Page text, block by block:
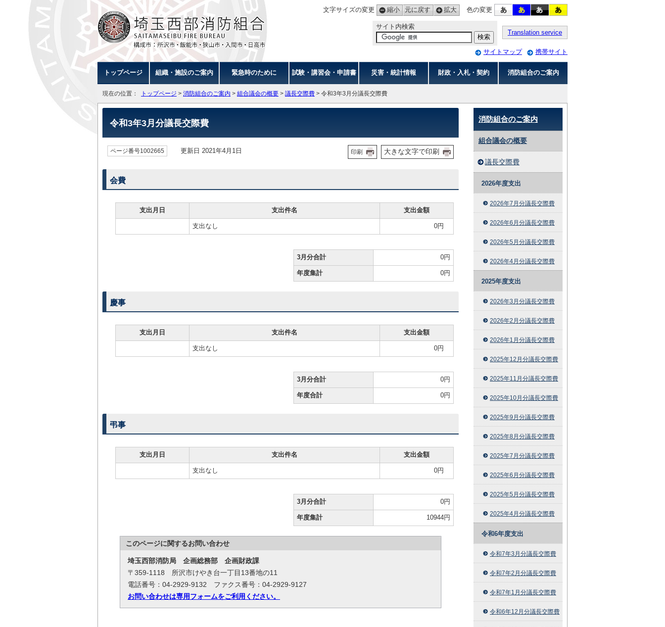
文字サイズの変更 縮小 元に戻す 拡大 色の変更
サイト内検索
Translation service
サイトマップ 携帯サイト
トップページ 組織・施設のご案内 緊急時のために 試験・講習会・申請書 災害・統計情報 財政・入札・契約 消防組合のご案内
現在の位置： トップページ > 消防組合のご案内 > 組合議会の概要 > 議長交際費 > 令和3年3月分議長交際費
令和3年3月分議長交際費
ページ番号1002665 更新日 2021年4月1日 印刷 大きな文字で印刷
会費
支出月日 支出件名 支出金額
支出なし 0円
3月分合計 0円
年度集計 0円
慶事
支出月日 支出件名 支出金額
支出なし 0円
3月分合計 0円
年度合計 0円
弔事
支出月日 支出件名 支出金額
支出なし 0円
3月分合計 0円
年度集計 10944円
このページに関するお問い合わせ
埼玉西部消防局 企画総務部 企画財政課
〒359-1118 所沢市けやき台一丁目13番地の11
電話番号：04-2929-9132 ファクス番号：04-2929-9127
お問い合わせは専用フォームをご利用ください。
消防組合のご案内
組合議会の概要
議長交際費
2026年度支出
2026年7月分議長交際費
2026年6月分議長交際費
2026年5月分議長交際費
2026年4月分議長交際費
2025年度支出
2026年3月分議長交際費
2026年2月分議長交際費
2026年1月分議長交際費
2025年12月分議長交際費
2025年11月分議長交際費
2025年10月分議長交際費
2025年9月分議長交際費
2025年8月分議長交際費
2025年7月分議長交際費
2025年6月分議長交際費
2025年5月分議長交際費
2025年4月分議長交際費
令和6年度支出
令和7年3月分議長交際費
令和7年2月分議長交際費
令和7年1月分議長交際費
令和6年12月分議長交際費